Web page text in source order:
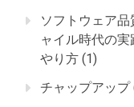
ソフトウェア
ャイル時代の
やり方 (1)
チャップアップ